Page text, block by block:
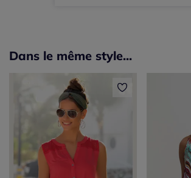
Dans le même style...